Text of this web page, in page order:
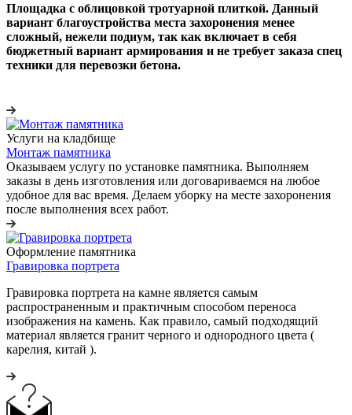
Площадка с облицовкой тротуарной плиткой. Данный
вариант благоустройства места захоронения менее
сложный, нежели подиум, так как включает в себя
бюджетный вариант армирования и не требует заказа спец
техники для перевозки бетона.
Услуги на кладбище
Монтаж памятника
Оказываем услугу по установке памятника. Выполняем
заказы в день изготовления или договариваемся на любое
удобное для вас время. Делаем уборку на месте захоронения
после выполнения всех работ.
Оформление памятника
Гравировка портрета
Гравировка портрета на камне является самым
распространенным и практичным способом переноса
изображения на камень. Как правило, самый подходящий
материал является гранит черного и однородного цвета (
карелия, китай ).